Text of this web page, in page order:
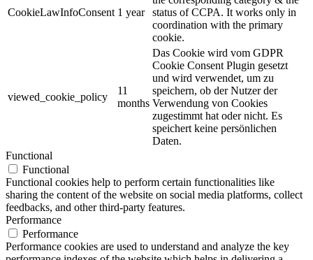
CookieLawInfoConsent 1 year
status of CCPA. It works only in
coordination with the primary
cookie.
viewed_cookie_policy
11
months
Das Cookie wird vom GDPR
Cookie Consent Plugin gesetzt
und wird verwendet, um zu
speichern, ob der Nutzer der
Verwendung von Cookies
zugestimmt hat oder nicht. Es
speichert keine persönlichen
Daten.
Functional
Functional
Functional cookies help to perform certain functionalities like
sharing the content of the website on social media platforms, collect
feedbacks, and other third-party features.
Performance
Performance
Performance cookies are used to understand and analyze the key